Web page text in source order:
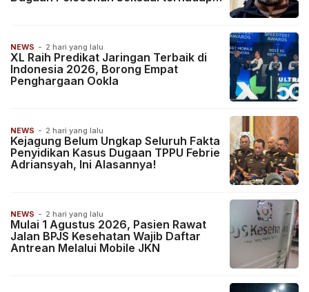
NEWS - 2 hari yang lalu
XL Raih Predikat Jaringan Terbaik di
Indonesia 2026, Borong Empat
Penghargaan Ookla
NEWS - 2 hari yang lalu
Kejagung Belum Ungkap Seluruh Fakta
Penyidikan Kasus Dugaan TPPU Febrie
Adriansyah, Ini Alasannya!
NEWS - 2 hari yang lalu
Mulai 1 Agustus 2026, Pasien Rawat
Jalan BPJS Kesehatan Wajib Daftar
Antrean Melalui Mobile JKN